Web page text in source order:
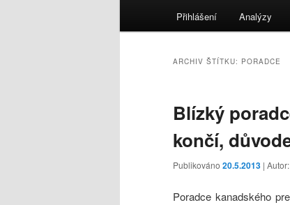
Přihlášení Analýzy
ARCHIV ŠTÍTKU: PORADCE
Blízký
končí,
Publikováno 20.5.2013 | Autor:
Poradce kanadského